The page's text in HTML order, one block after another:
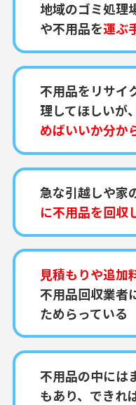
地域のゴミ処理
や不用品を運ぶ
不用品をリサイ
理してほしいが、
めばいいか分か
急な引越しや家
に不用品を回収
見積もりや追加
不用品回収業者
ためらっている
不用品の中には
もあり、できれ